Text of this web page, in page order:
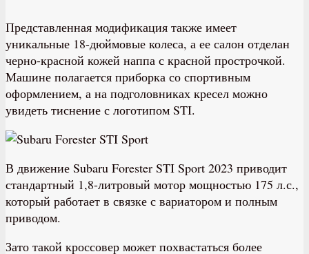
Представленная модификация также имеет
уникальные 18-дюймовые колеса, а ее салон отделан
черно-красной кожей наппа с красной прострочкой.
Машине полагается приборка со спортивным
оформлением, а на подголовниках кресел можно
увидеть тиснение с логотипом STI.
В движение Subaru Forester STI Sport 2023 приводит
стандартный 1,8-литровый мотор мощностью 175 л.с.,
который работает в связке с вариатором и полным
приводом.
Зато такой кроссовер может похвастаться более